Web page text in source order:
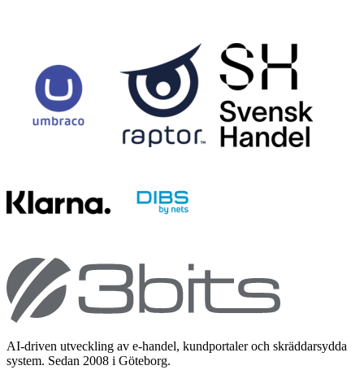
AI-driven utveckling av e-handel, kundportaler och skräddarsydda
system. Sedan 2008 i Göteborg.